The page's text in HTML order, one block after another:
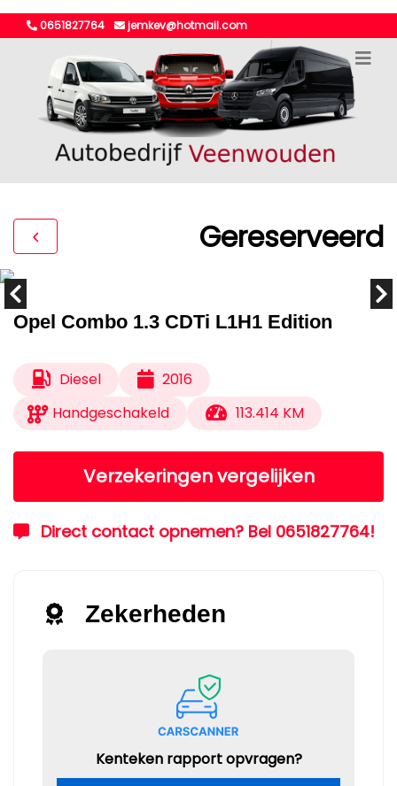
0651827764 jemkev@hotmail.com
Gereserveerd
Opel Combo 1.3 CDTi L1H1 Edition
Diesel
2016
Handgeschakeld
113.414 KM
Verzekeringen vergelijken
Direct contact opnemen? Bel 0651827764!
Zekerheden
Kenteken rapport opvragen?